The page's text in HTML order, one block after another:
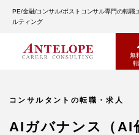
PE/金融/コンサル/ポストコンサル専門の転
ルティング
無
コンサルタントの転職・求人
AIガバナンス（AI